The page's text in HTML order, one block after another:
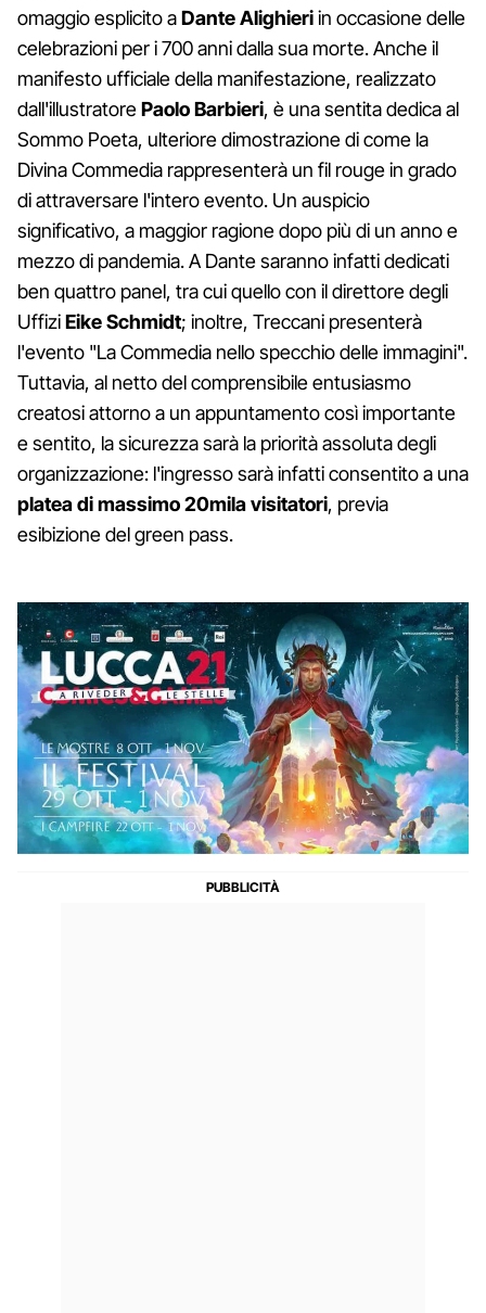
omaggio esplicito aDante Alighieriin occasione delle
celebrazioni per i 700 anni dalla sua morte. Anche il
manifesto ufficiale della manifestazione, realizzato
dall'illustratorePaolo Barbieri, è una sentita dedica al
Sommo Poeta, ulteriore dimostrazione di come la
Divina Commedia rappresenterà un fil rouge in grado
di attraversare l'intero evento. Un auspicio
significativo, a maggior ragione dopo più di un anno e
mezzo di pandemia. A Dante saranno infatti dedicati
ben quattro panel, tra cui quello con il direttore degli
UffiziEike Schmidt; inoltre, Treccani presenterà
l'evento "La Commedia nello specchio delle immagini".
Tuttavia, al netto del comprensibile entusiasmo
creatosi attorno a un appuntamento così importante
e sentito, la sicurezza sarà la priorità assoluta degli
organizzazione: l'ingresso sarà infatti consentito a una
platea di massimo 20mila visitatori, previa
esibizione del green pass.